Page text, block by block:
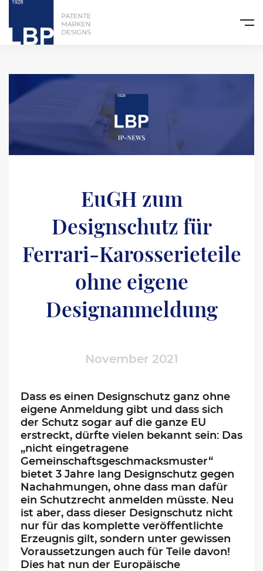
EuGH zum
Designschutz für
Ferrari-Karosserieteile
ohne eigene
Designanmeldung
November 2021
Dass es einen Designschutz ganz ohne
eigene Anmeldung gibt und dass sich
der Schutz sogar auf die ganze EU
erstreckt, dürfte vielen bekannt sein: Das
„nicht eingetragene
Gemeinschaftsgeschmacksmuster“
bietet 3 Jahre lang Designschutz gegen
Nachahmungen, ohne dass man dafür
ein Schutzrecht anmelden müsste. Neu
ist aber, dass dieser Designschutz nicht
nur für das komplette veröffentlichte
Erzeugnis gilt, sondern unter gewissen
Voraussetzungen auch für Teile davon!
Dies hat nun der Europäische